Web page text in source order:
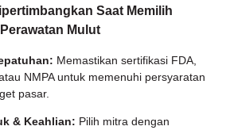
Saat Memilih
Mulut
Memastikan sertifikasi FDA,
NMPA untuk memenuhi persyaratan
pasar.
& Keahlian: Pilih mitra dengan